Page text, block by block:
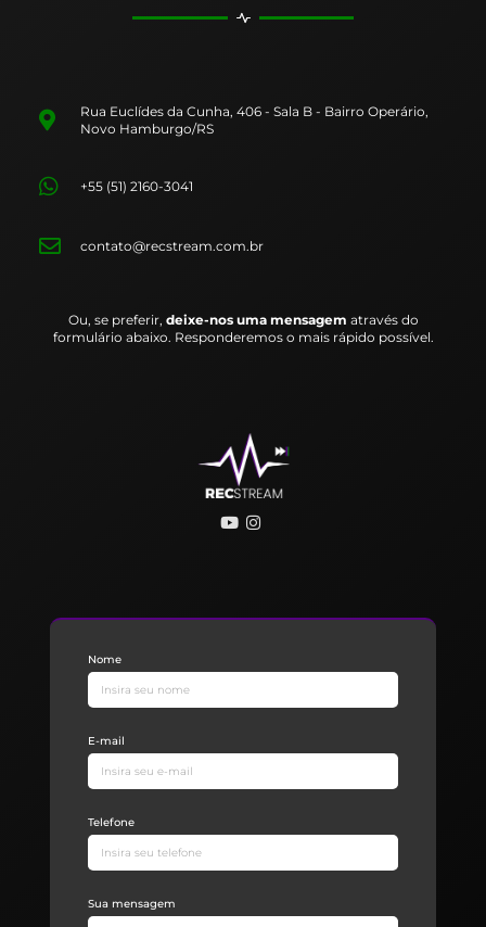
Rua Euclídes da Cunha, 406 - Sala B - Bairro Operário,
Novo Hamburgo/RS
+55 (51) 2160-3041
contato@recstream.com.br
Ou, se preferir, deixe-nos uma mensagem através do
formulário abaixo. Responderemos o mais rápido possível.
Nome
E-mail
Telefone
Sua mensagem